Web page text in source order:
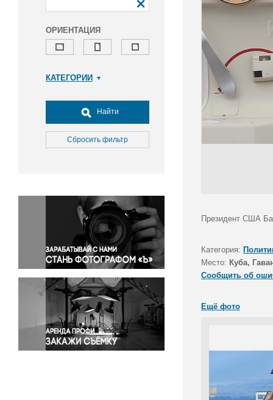
ОРИЕНТАЦИЯ
КАТЕГОРИИ
Досуг, туризм и отдых
Культура
Медицина
Окружающая среда
Политика
Правосудие
Происшествия и конфликты
Религия
Светская жизнь
Спорт
Экология
Экономика и бизнес
Найти
Сбросить фильтр
Президент США
Категория:
Место: Куба,
Сообщить об
Ещё фото